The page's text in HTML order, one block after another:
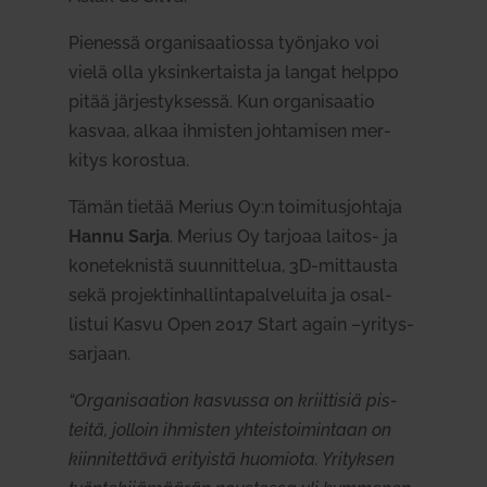
Pie­nessä orga­ni­saa­tiossa työnjako voi
vielä olla yksin­ker­taista ja langat helppo
pitää jär­jes­tyk­sessä. Kun orga­ni­saatio
kasvaa, alkaa ihmisten joh­ta­misen mer­
kitys korostua.
Tämän tietää Merius Oy:n toi­mi­tus­johtaja
Hannu Sarja. Merius Oy tarjoaa laitos- ja
kone­tek­nistä suun­nit­telua, 3D-mit­tausta
sekä pro­jek­tin­hal­lin­ta­pal­ve­luita ja osal­
listui Kasvu Open 2017 Start again –yri­tys­
sarjaan.
“Orga­ni­saation kas­vussa on kriit­tisiä pis­
teitä, jolloin ihmisten yhteis­toi­mintaan on
kiin­ni­tettävä eri­tyistä huo­miota. Yri­tyksen